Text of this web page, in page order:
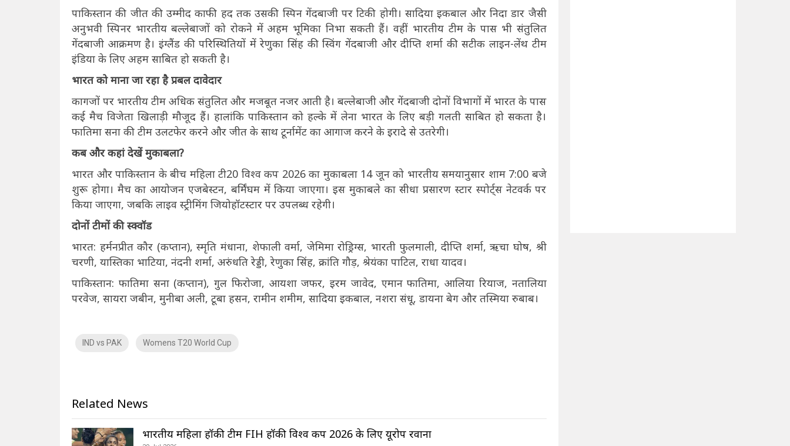
पाकिस्तान की जीत की उम्मीद काफी हद तक उसकी स्पिन गेंदबाजी पर टिकी होगी। सादिया इकबाल और निदा डार जैसी
अनुभवी स्पिनर भारतीय बल्लेबाजों को रोकने में अहम भूमिका निभा सकती हैं। वहीं भारतीय टीम के पास भी संतुलित
गेंदबाजी आक्रमण है। इंग्लैंड की परिस्थितियों में रेणुका सिंह की स्विंग गेंदबाजी और दीप्ति शर्मा की सटीक लाइन-लेंथ टीम
इंडिया के लिए अहम साबित हो सकती है।
भारत को माना जा रहा है प्रबल दावेदार
कागजों पर भारतीय टीम अधिक संतुलित और मजबूत नजर आती है। बल्लेबाजी और गेंदबाजी दोनों विभागों में भारत के पास
कई मैच विजेता खिलाड़ी मौजूद हैं। हालांकि पाकिस्तान को हल्के में लेना भारत के लिए बड़ी गलती साबित हो सकता है।
फातिमा सना की टीम उलटफेर करने और जीत के साथ टूर्नामेंट का आगाज करने के इरादे से उतरेगी।
कब और कहां देखें मुकाबला?
भारत और पाकिस्तान के बीच महिला टी20 विश्व कप 2026 का मुकाबला 14 जून को भारतीय समयानुसार शाम 7:00 बजे
शुरू होगा। मैच का आयोजन एजबेस्टन, बर्मिंघम में किया जाएगा। इस मुकाबले का सीधा प्रसारण स्टार स्पोर्ट्स नेटवर्क पर
किया जाएगा, जबकि लाइव स्ट्रीमिंग जियोहॉटस्टार पर उपलब्ध रहेगी।
दोनों टीमों की स्क्वॉड
भारत: हर्मनप्रीत कौर (कप्तान), स्मृति मंधाना, शेफाली वर्मा, जेमिमा रोड्रिग्स, भारती फुलमाली, दीप्ति शर्मा, ऋचा घोष, श्री
चरणी, यास्तिका भाटिया, नंदनी शर्मा, अरुंधति रेड्डी, रेणुका सिंह, क्रांति गौड़, श्रेयंका पाटिल, राधा यादव।
पाकिस्तान: फातिमा सना (कप्तान), गुल फिरोजा, आयशा जफर, इरम जावेद, एमान फातिमा, आलिया रियाज, नतालिया
परवेज, सायरा जबीन, मुनीबा अली, टूबा हसन, रामीन शमीम, सादिया इकबाल, नशरा संधू, डायना बेग और तस्मिया रुबाब।
IND vs PAK Womens T20 World Cup
Related News
भारतीय महिला हॉकी टीम FIH हॉकी विश्व कप 2026 के लिए यूरोप रवाना